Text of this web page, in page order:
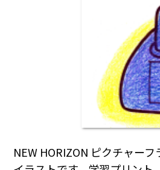
NEW HORIZON ピクチャー